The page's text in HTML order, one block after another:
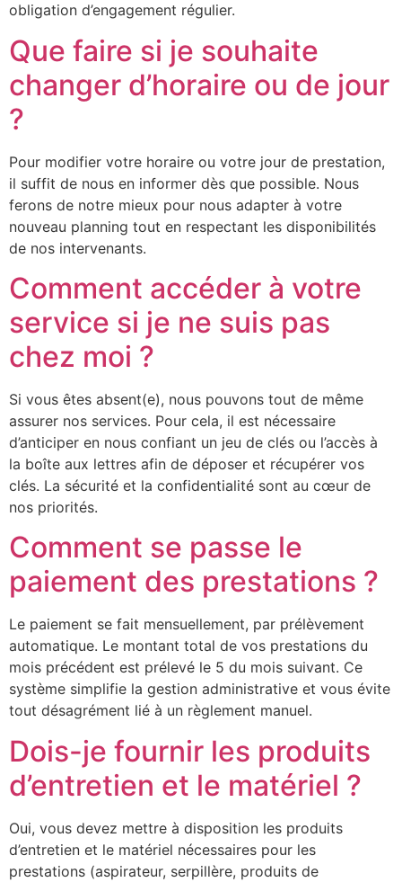
obligation d’engagement régulier.
Que faire si je souhaite
changer d’horaire ou de jour
?
Pour modifier votre horaire ou votre jour de prestation,
il suffit de nous en informer dès que possible. Nous
ferons de notre mieux pour nous adapter à votre
nouveau planning tout en respectant les disponibilités
de nos intervenants.
Comment accéder à votre
service si je ne suis pas
chez moi ?
Si vous êtes absent(e), nous pouvons tout de même
assurer nos services. Pour cela, il est nécessaire
d’anticiper en nous confiant un jeu de clés ou l’accès à
la boîte aux lettres afin de déposer et récupérer vos
clés. La sécurité et la confidentialité sont au cœur de
nos priorités.
Comment se passe le
paiement des prestations ?
Le paiement se fait mensuellement, par prélèvement
automatique. Le montant total de vos prestations du
mois précédent est prélevé le 5 du mois suivant. Ce
système simplifie la gestion administrative et vous évite
tout désagrément lié à un règlement manuel.
Dois-je fournir les produits
d’entretien et le matériel ?
Oui, vous devez mettre à disposition les produits
d’entretien et le matériel nécessaires pour les
prestations (aspirateur, serpillère, produits de